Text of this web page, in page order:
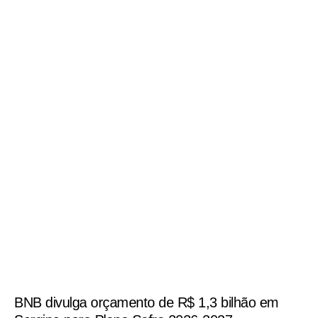
BNB divulga orçamento de R$ 1,3 bilhão em